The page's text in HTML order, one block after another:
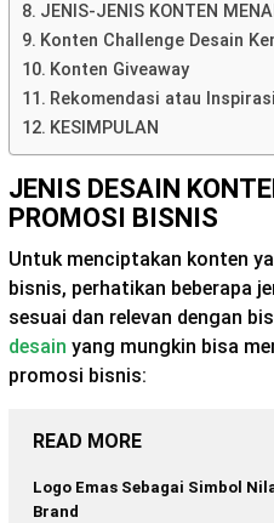
JENIS-JENIS KONTEN
Konten Challenge Desain
Konten Giveaway
Rekomendasi atau Inspirasi
KESIMPULAN
JENIS DESAIN
PROMOSI BISNIS
Untuk menciptakan konten
bisnis, perhatikan beberapa
sesuai dan relevan dengan
desain yang mungkin bisa
promosi bisnis:
READ MORE
Logo Emas Sebagai Simbol
Brand